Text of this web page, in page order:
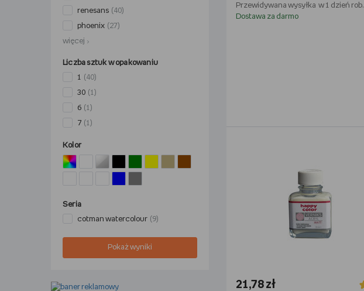
renesans (40)
phoenix (27)
więcej
Liczba sztuk w opakowaniu
1
(40)
30 (1)
6 (1)
7 (1)
Kolor
Seria
cotman watercolour (9)
Pokaż wyniki
Przewidywana wysyłka w 1 dzień rob.
Dostawa za darmo
21,78 zł